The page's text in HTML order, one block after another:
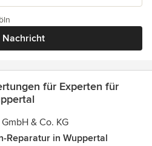
Nachricht
für Experten für
& Co. KG
Reparatur in Wuppertal